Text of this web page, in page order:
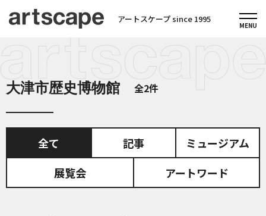
アートスケープ since 1995
大津市歴史博物館 全2件
全て 記事
ミュージアム
展覧会
アートワード